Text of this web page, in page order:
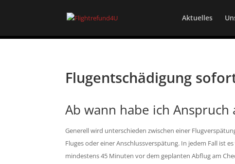
Aktuelles
Flugentschädigung
Ab wann habe ich Anspruch
Generell wird unterschieden zwischen einer
Fluges oder einer Anschlussverspätung. In jedem Fall ist
mindestens 45 Minuten vor dem geplanten Abflug am